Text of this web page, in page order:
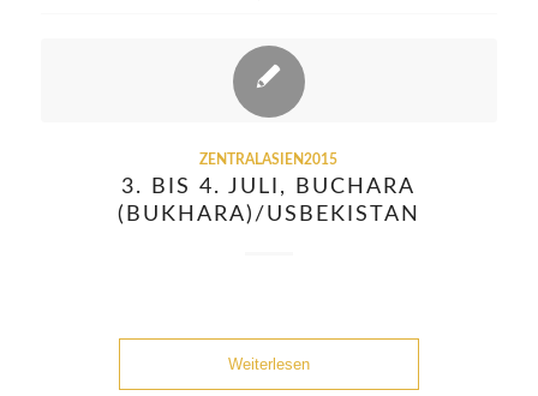
ZENTRALASIEN2015
3. BIS 4. JULI, BUCHARA
(BUKHARA)/USBEKISTAN
Weiterlesen